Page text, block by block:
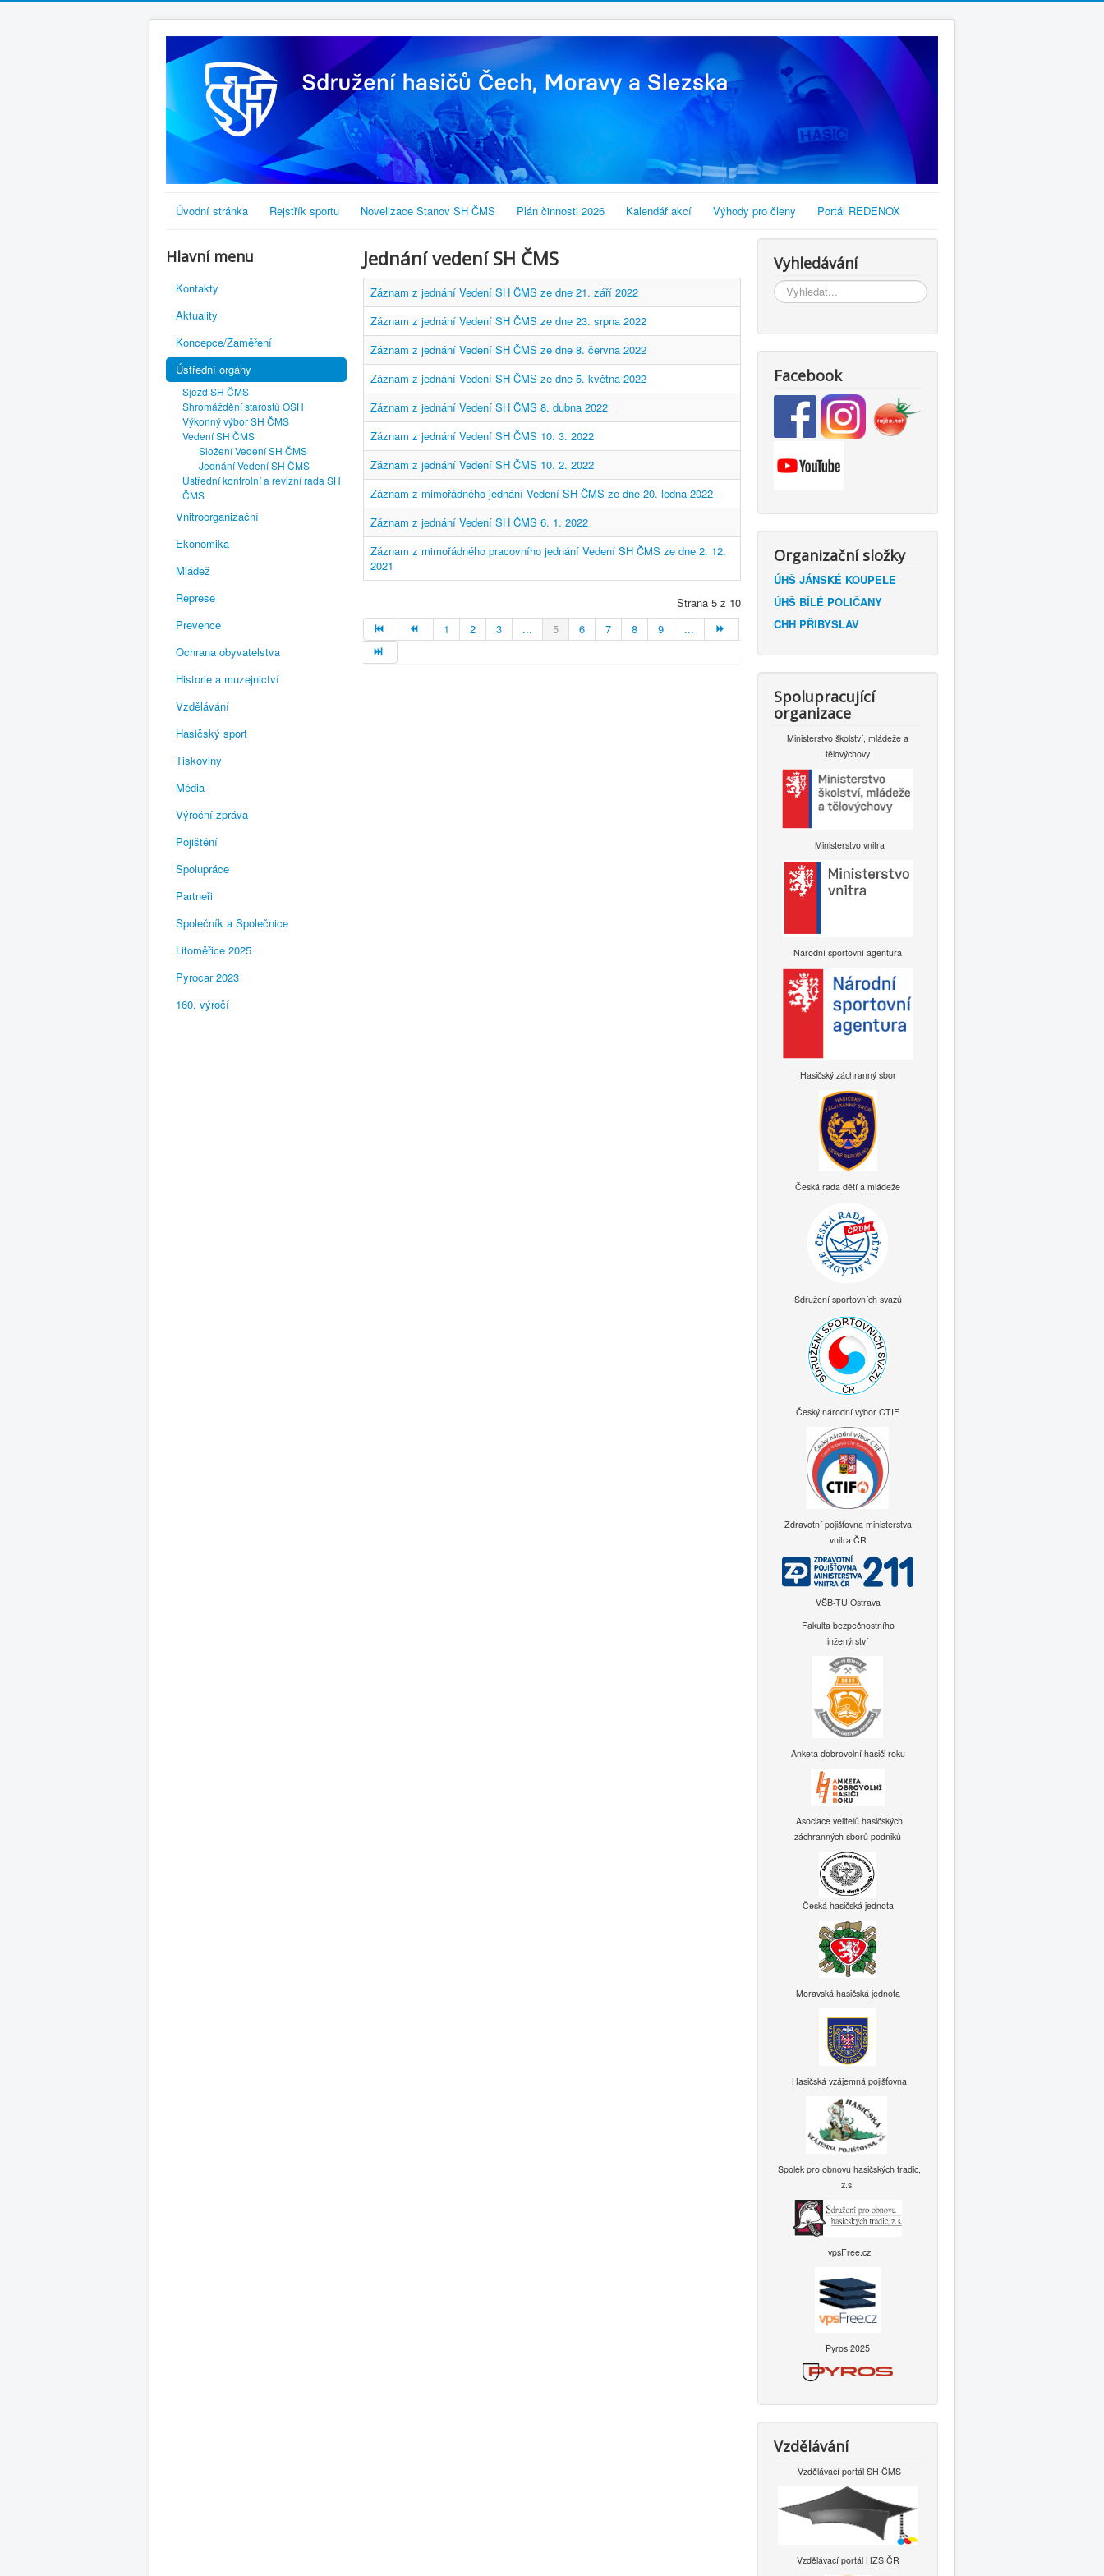
Úvodní stránka Rejstřík sportu Novelizace Stanov SH ČMS Plán činnosti 2026 Kalendář akcí Výhody pro členy Portál REDENOX
Hlavní menu
Kontakty
Aktuality
Koncepce/Zaměření
Ústřední orgány
Sjezd SH ČMS
Shromáždění starostů OSH
Výkonný výbor SH ČMS
Vedení SH ČMS
Složení Vedení SH ČMS
Jednání Vedení SH ČMS
Ústřední kontrolní a revizní rada SH
ČMS
Vnitroorganizační
Ekonomika
Mládež
Represe
Prevence
Ochrana obyvatelstva
Historie a muzejnictví
Vzdělávání
Hasičský sport
Tiskoviny
Média
Výroční zpráva
Pojištění
Spolupráce
Partneři
Společník a Společnice
Litoměřice 2025
Pyrocar 2023
160. výročí
Jednání vedení SH ČMS
Záznam z jednání Vedení SH ČMS ze dne 21. září 2022
Záznam z jednání Vedení SH ČMS ze dne 23. srpna 2022
Záznam z jednání Vedení SH ČMS ze dne 8. června 2022
Záznam z jednání Vedení SH ČMS ze dne 5. května 2022
Záznam z jednání Vedení SH ČMS 8. dubna 2022
Záznam z jednání Vedení SH ČMS 10. 3. 2022
Záznam z jednání Vedení SH ČMS 10. 2. 2022
Záznam z mimořádného jednání Vedení SH ČMS ze dne 20. ledna 2022
Záznam z jednání Vedení SH ČMS 6. 1. 2022
Záznam z mimořádného pracovního jednání Vedení SH ČMS ze dne 2. 12.
2021
Strana 5 z 10
1
2 3 ... 5 6 7 8 9 ...
Vyhledávání
Vyhledávání...
Facebook
Organizační složky
ÚHŠ JÁNSKÉ KOUPELE
ÚHŠ BÍLÉ POLIČANY
CHH PŘIBYSLAV
Spolupracující
organizace
Ministerstvo školství, mládeže a
tělovýchovy
Ministerstvo vnitra
Národní sportovní agentura
Hasičský záchranný sbor
Česká rada dětí a mládeže
Sdružení sportovních svazů
Český národní výbor CTIF
Zdravotní pojišťovna ministerstva
vnitra ČR
VŠB-TU Ostrava
Fakulta bezpečnostního
inženýrství
Anketa dobrovolní hasiči roku
Asociace velitelů hasičských
záchranných sborů podniků
Česká hasičská jednota
Moravská hasičská jednota
Hasičská vzájemná pojišťovna
Spolek pro obnovu hasičských tradic,
z.s.
vpsFree.cz
Pyros 2025
Vzdělávání
Vzdělávací portál SH ČMS
Vzdělávací portál HZS ČR